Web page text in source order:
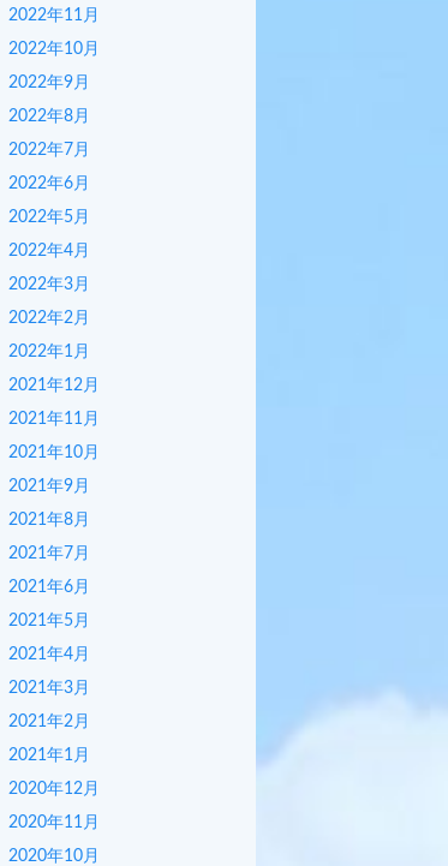
2022年11月
2022年10月
2022年9月
2022年8月
2022年7月
2022年6月
2022年5月
2022年4月
2022年3月
2022年2月
2022年1月
2021年12月
2021年11月
2021年10月
2021年9月
2021年8月
2021年7月
2021年6月
2021年5月
2021年4月
2021年3月
2021年2月
2021年1月
2020年12月
2020年11月
2020年10月